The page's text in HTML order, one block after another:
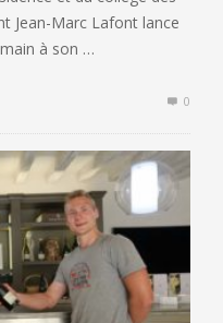
Jean-Marc Lafont lance
à son …
0